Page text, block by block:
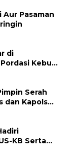
Aur Pasaman
di
Kebut
Serah
dan Kapolsek